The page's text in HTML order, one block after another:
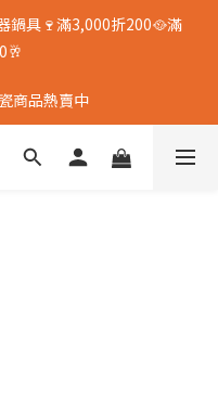
鍋具🍷滿3,000折200🥘滿
商品熱賣中